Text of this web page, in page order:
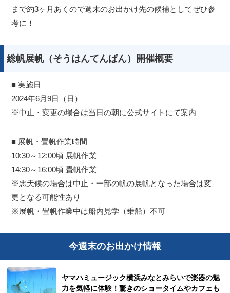
まで約3ヶ月あくので週末のお出かけ先の候補としてぜひ参
考に！
総帆展帆（そうはんてんぱん）開催概要
■ 実施日
2024年6月9日（日）
※中止・変更の場合は当日の朝に公式サイトにて案内
■ 展帆・畳帆作業時間
10:30～12:00頃 展帆作業
14:30～16:00頃 畳帆作業
※悪天候の場合は中止・一部の帆の展帆となった場合は変
更となる可能性あり
※展帆・畳帆作業中は船内見学（乗船）不可
今週末のお出かけ情報
ヤマハミュージック横浜みなとみらいで楽器の魅
力を気軽に体験！驚きのショータイムやカフェも